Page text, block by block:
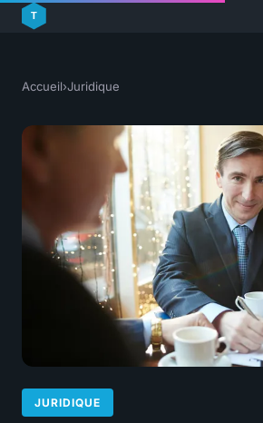
Accueil›Juridique
JURIDIQUE